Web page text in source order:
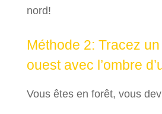
nord!
Méthode 2: Tracez
ouest avec l’ombre
Vous êtes en forêt, vous